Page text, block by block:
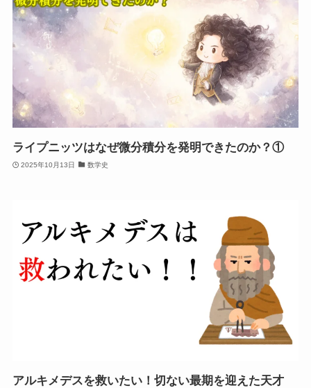
ライプニッツはなぜ微分積分を発明できたのか？①
2025年10月13日 数学史
アルキメデスを救いたい！切ない最期を迎えた天才